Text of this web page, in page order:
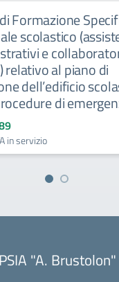
Formazione
scolastico
e
relativo al piano di
dell’edificio
di
in servizio
"A. Brustolon"